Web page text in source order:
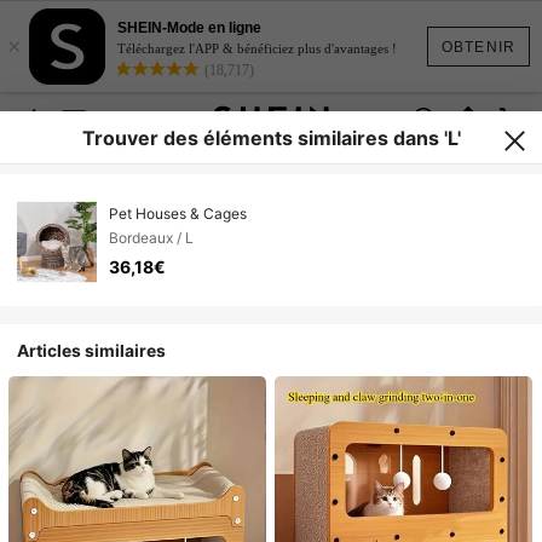
OBTENIR
×
SHEIN-Mode en ligne
Téléchargez l'APP & bénéficiez plus d'avantages !
(18,717)
Trouver des éléments similaires dans 'L'
Pet Houses & Cages
Bordeaux / L
36,18€
Articles similaires